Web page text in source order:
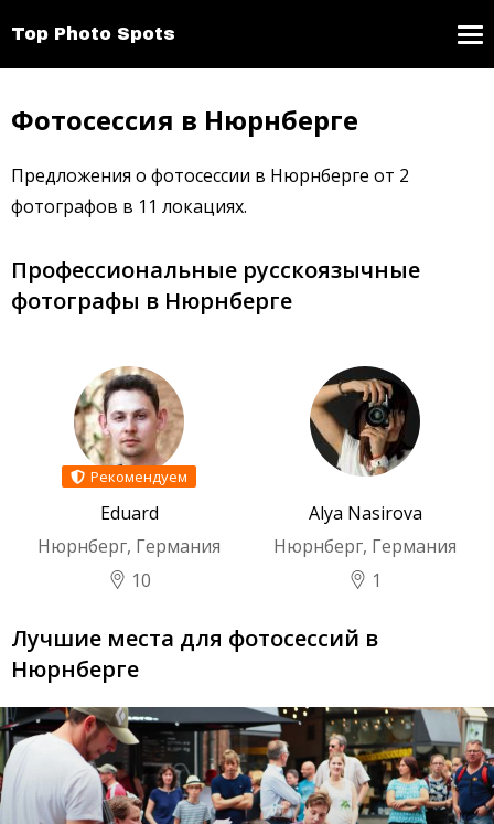
Top Photo Spots
Фотосессия в Нюрнберге
Предложения о фотосессии в Нюрнберге от 2
фотографов в 11 локациях.
Профессиональные русскоязычные
фотографы в Нюрнберге
Рекомендуем
Eduard
Нюрнберг, Германия
10
Alya Nasirova
Нюрнберг, Германия
1
Лучшие места для фотосессий в
Нюрнберге